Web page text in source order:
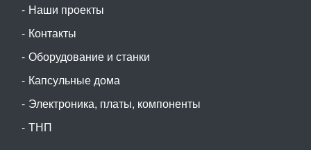
Наши проекты
Контакты
Оборудование и станки
Капсульные дома
Электроника, платы, компоненты
ТНП